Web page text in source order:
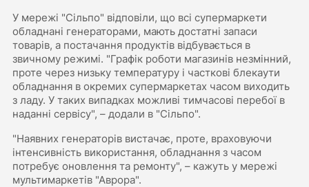
У мережі "Сільпо" відповіли, що всі супермаркети
обладнані генераторами, мають достатні запаси
товарів, а постачання продуктів відбувається в
звичному режимі. "Графік роботи магазинів незмінний,
проте через низьку температуру і часткові блекаути
обладнання в окремих супермаркетах часом виходить
з ладу. У таких випадках можливі тимчасові перебої в
наданні сервісу", – додали в "Сільпо".
"Наявних генераторів вистачає, проте, враховуючи
інтенсивність використання, обладнання з часом
потребує оновлення та ремонту", – кажуть у мережі
мультимаркетів "Аврора".